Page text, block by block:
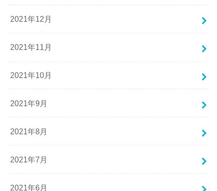
2021年12月
2021年11月
2021年10月
2021年9月
2021年8月
2021年7月
2021年6月